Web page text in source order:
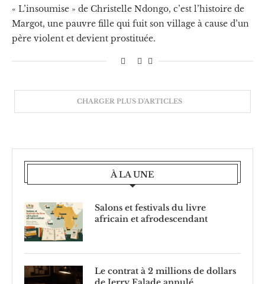
« L’insoumise » de Christelle Ndongo, c’est l’histoire de
Margot, une pauvre fille qui fuit son village à cause d’un
père violent et devient prostituée.
CHARGER PLUS D'ARTICLES
À LA UNE
Salons et festivals du livre
africain et afrodescendant
Le contrat à 2 millions de dollars